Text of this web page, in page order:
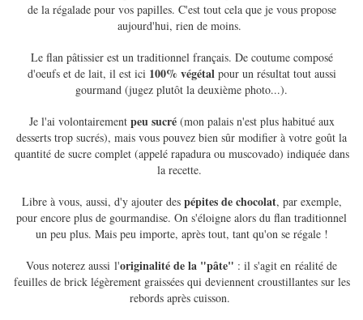
de la régalade pour vos papilles. C'est tout cela que je vous propose
aujourd'hui, rien de moins.
Le flan pâtissier est un traditionnel français. De coutume composé
d'oeufs et de lait, il est ici 100% végétalpour un résultat tout aussi
gourmand (jugez plutôt la deuxième photo...).
Je l'ai volontairement peu sucré(mon palais n'est plus habitué aux
desserts trop sucrés), mais vous pouvez bien sûr modifier à votre goût la
quantité de sucre complet (appelé rapadura ou muscovado) indiquée dans
la recette.
Libre à vous, aussi, d'y ajouter des pépites de chocolat, par exemple,
pour encore plus de gourmandise. On s'éloigne alors du flan traditionnel
un peu plus. Mais peu importe, après tout, tant qu'on se régale !
Vous noterez aussi l'originalité de la "pâte" : il s'agit en réalité de
feuilles de brick légèrement graissées qui deviennent croustillantes sur les
rebords après cuisson.